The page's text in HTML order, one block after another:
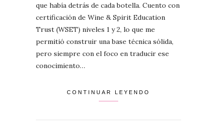
que había detrás de cada botella. Cuento con
certificación de Wine & Spirit Education
Trust (WSET) niveles 1 y 2, lo que me
permitió construir una base técnica sólida,
pero siempre con el foco en traducir ese
conocimiento…
CONTINUAR LEYENDO